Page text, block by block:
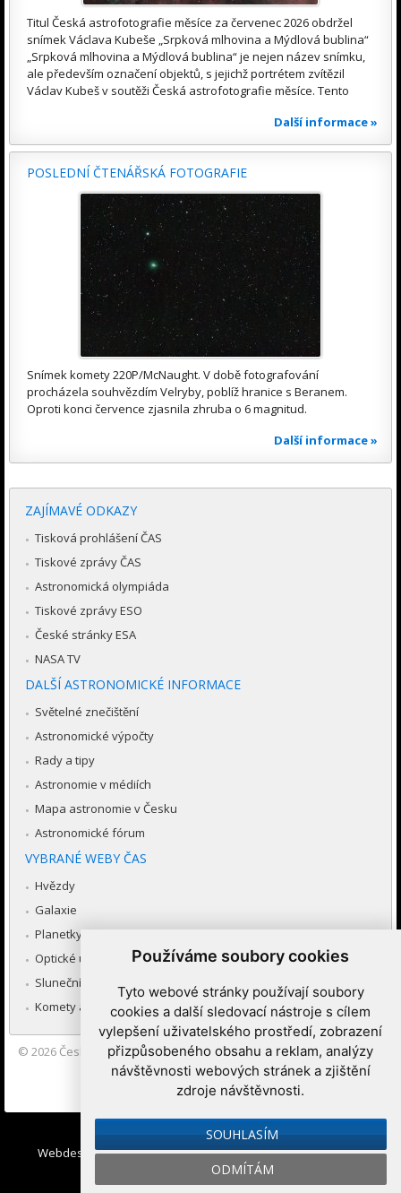
Používáme soubory cookies
Tyto webové stránky používají soubory
cookies a další sledovací nástroje s cílem
vylepšení uživatelského prostředí, zobrazení
přizpůsobeného obsahu a reklam, analýzy
návštěvnosti webových stránek a zjištění
zdroje návštěvnosti.
SOUHLASÍM
ODMÍTÁM
Titul Česká astrofotografie měsíce za červenec 2026 obdržel
snímek Václava Kubeše „Srpková mlhovina a Mýdlová bublina“
„Srpková mlhovina a Mýdlová bublina“ je nejen název snímku,
ale především označení objektů, s jejichž portrétem zvítězil
Václav Kubeš v soutěži Česká astrofotografie měsíce. Tento
Další informace »
POSLEDNÍ ČTENÁŘSKÁ FOTOGRAFIE
Snímek komety 220P/McNaught. V době fotografování
procházela souhvězdím Velryby, poblíž hranice s Beranem.
Oproti konci července zjasnila zhruba o 6 magnitud.
Další informace »
ZAJÍMAVÉ ODKAZY
Tisková prohlášení ČAS
Tiskové zprávy ČAS
Astronomická olympiáda
Tiskové zprávy ESO
České stránky ESA
NASA TV
DALŠÍ ASTRONOMICKÉ INFORMACE
Světelné znečištění
Astronomické výpočty
Rady a tipy
Astronomie v médiích
Mapa astronomie v Česku
Astronomické fórum
VYBRANÉ WEBY ČAS
Hvězdy
Galaxie
Planetky
Optické úkazy v atmosféře
Sluneční soustava
Komety a meteory
© 2026 Česká astronomická společnost|Hvězdárna a planetárium
Brno spolupracuje se serverem Astro.cz
Webdesign:Medio interactive, Redakční systémIbis CMS:
WebConsult.cz